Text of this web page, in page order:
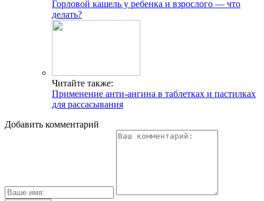
Горловой кашель у ребенка и взрослого — что
делать?
Читайте также:
Применение анти-ангина в таблетках и пастилках
для рассасывания
Добавить комментарий